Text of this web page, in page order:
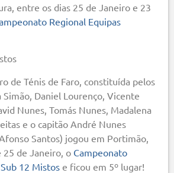
entre os dias 25 de Janeiro e 23
Regional Equipas
de Ténis de Faro, constituída pelos
Daniel Lourenço, Vicente
Nunes, Tomás Nunes, Madalena
e o capitão André Nunes
Santos) jogou em Portimão,
25 de Janeiro, o Campeonato
12 Mistos e ficou em 5º lugar!